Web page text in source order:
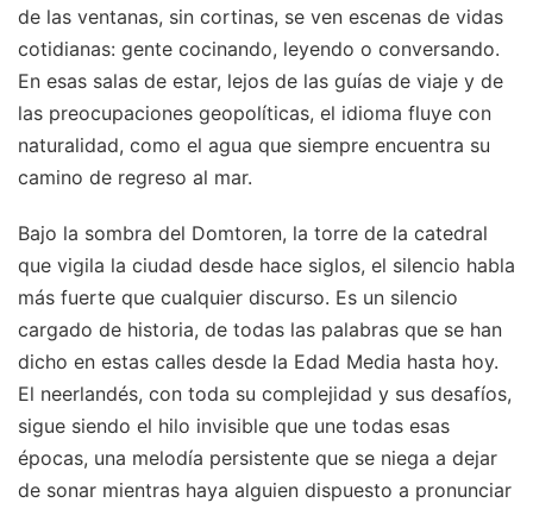
de las ventanas, sin cortinas, se ven escenas de vidas
cotidianas: gente cocinando, leyendo o conversando.
En esas salas de estar, lejos de las guías de viaje y de
las preocupaciones geopolíticas, el idioma fluye con
naturalidad, como el agua que siempre encuentra su
camino de regreso al mar.
Bajo la sombra del Domtoren, la torre de la catedral
que vigila la ciudad desde hace siglos, el silencio habla
más fuerte que cualquier discurso. Es un silencio
cargado de historia, de todas las palabras que se han
dicho en estas calles desde la Edad Media hasta hoy.
El neerlandés, con toda su complejidad y sus desafíos,
sigue siendo el hilo invisible que une todas esas
épocas, una melodía persistente que se niega a dejar
de sonar mientras haya alguien dispuesto a pronunciar